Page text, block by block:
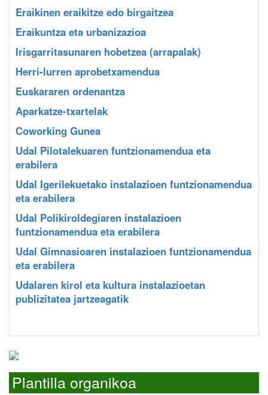
Eraikinen eraikitze edo birgaitzea
Eraikuntza eta urbanizazioa
Irisgarritasunaren hobetzea (arrapalak)
Herri-lurren aprobetxamendua
Euskararen ordenantza
Aparkatze-txartelak
Coworking Gunea
Udal Pilotalekuaren funtzionamendua eta
erabilera
Udal Igerilekuetako instalazioen funtzionamendua
eta erabilera
Udal Polikiroldegiaren instalazioen
funtzionamendua eta erabilera
Udal Gimnasioaren instalazioen funtzionamendua
eta erabilera
Udalaren kirol eta kultura instalazioetan
publizitatea jartzeagatik
Plantilla organikoa